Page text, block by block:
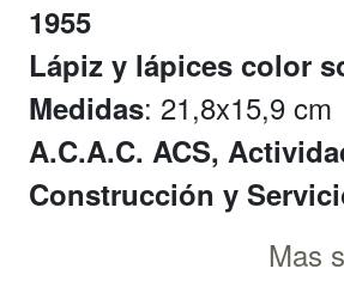
1955
Lápiz y lápices color
Medidas: 21,8x15,9 cm
A.C.A.C. ACS,
Construcción y
Mas